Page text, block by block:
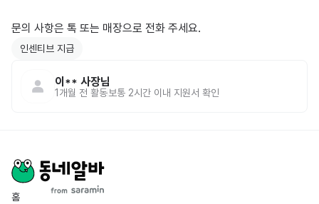
문의 사항은 톡 또는 매장으로 전화 주세요.
인센티브 지급
이** 사장님
1개월 전 활동 보통 2시간 이내 지원서 확인
홈